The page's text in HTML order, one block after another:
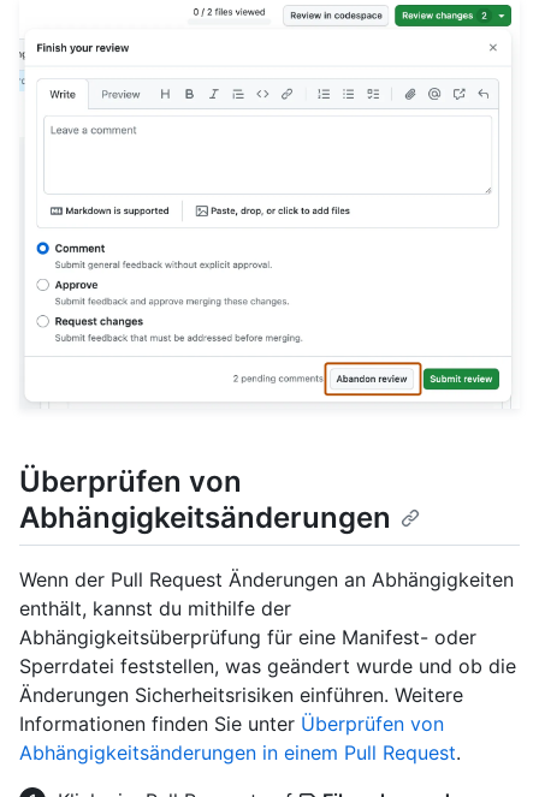
Überprüfen von
Abhängigkeitsänderungen
Wenn der Pull Request Änderungen an Abhängigkeiten
enthält, kannst du mithilfe der
Abhängigkeitsüberprüfung für eine Manifest- oder
Sperrdatei feststellen, was geändert wurde und ob die
Änderungen Sicherheitsrisiken einführen. Weitere
Informationen finden Sie unter Überprüfen von
Abhängigkeitsänderungen in einem Pull Request.